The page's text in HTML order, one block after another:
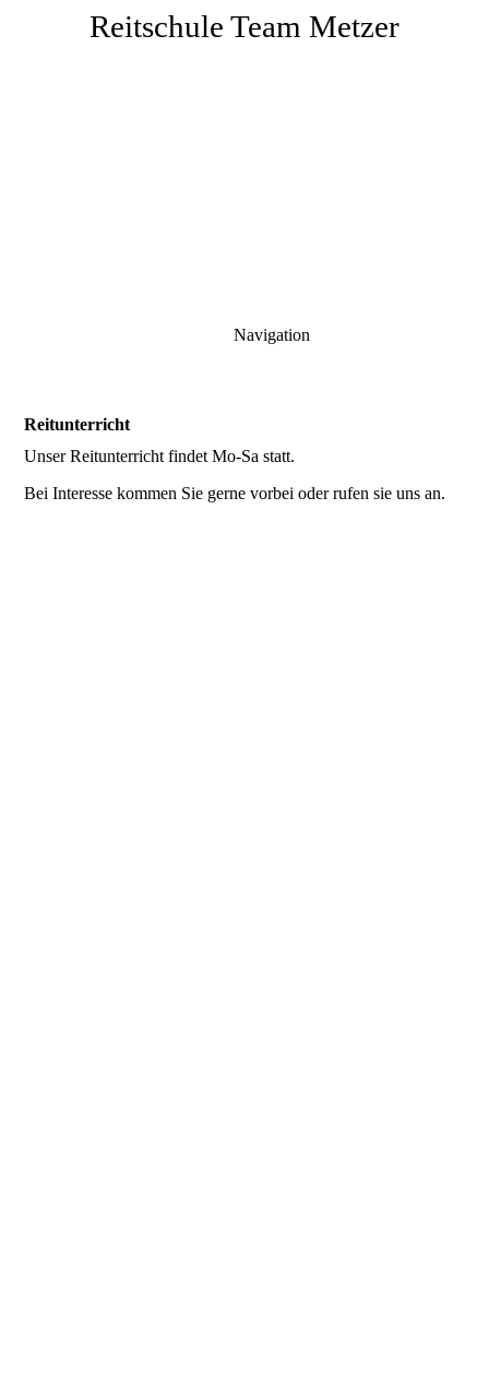
Reitschule Team Metzer
Navigation
Reitunterricht
Unser Reitunterricht findet Mo-Sa statt.
Bei Interesse kommen Sie gerne vorbei oder rufen sie uns an.